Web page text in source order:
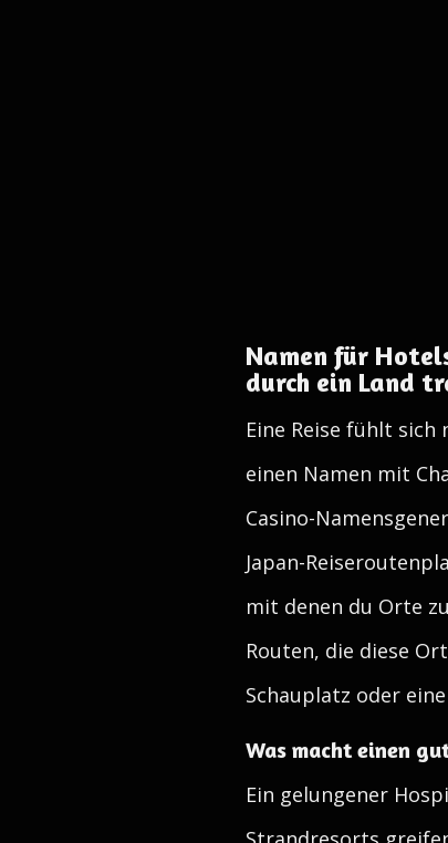
Namen für
durch ein Land
Eine Reise fühlt
einen Namen mit
Casino-
Japan-
mit denen du Orte
Routen, die diese
Schauplatz oder
Was macht einen
Ein gelungener